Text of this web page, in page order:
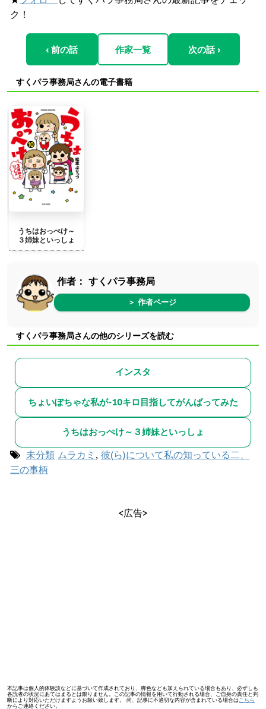
ク！
‹ 前の話 作家一覧 次の話 ›
すくパラ事務局さんの電子書籍
うちはおっぺけ～
３姉妹といっしょ
作者： すくパラ事務局
＞ 作者ページ
すくパラ事務局さんの他のシリーズを読む
インスタ
ちょいぽちゃな私が-10キロ目指してがんばってみた
うちはおっぺけ～３姉妹といっしょ
未分類 ムラカミ , 彼(ら)について私の知っている二、
三の事柄
<広告>
本記事は個人的体験談などに基づいて作成されており、脚色なども加えられている場合もあり、必ずしも
各読者の状況にあてはまるとは限りません。この記事の情報を用いて行動される場合、ご自身の責任と判
断により対応いただけますようお願い致します。 尚、記事に不適切な内容が含まれている場合は こちら
からご連絡ください。